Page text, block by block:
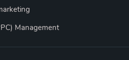
Management